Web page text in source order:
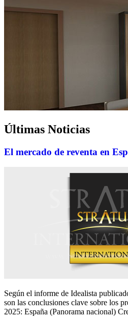
Últimas Noticias
El mercado de reventa en
Según el informe de Idealista
son las conclusiones clave sobre los
2025: España (Panorama nacional)